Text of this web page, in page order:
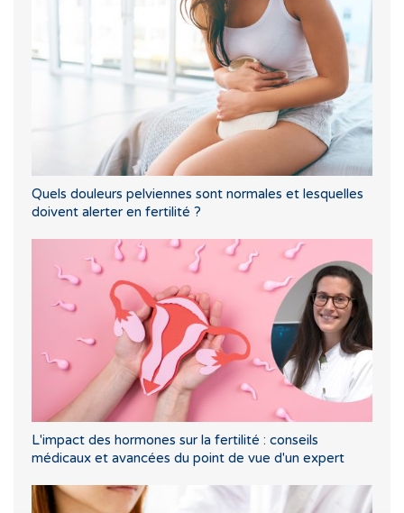
Quels douleurs pelviennes sont normales et lesquelles
doivent alerter en fertilité ?
L'impact des hormones sur la fertilité : conseils
médicaux et avancées du point de vue d'un expert